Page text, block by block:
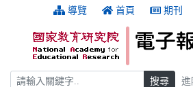
跳到主要內容 導覽 首頁 期刊
搜尋 搜尋 進